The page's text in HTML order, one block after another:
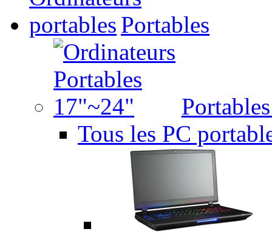
Portables
Tous les PC